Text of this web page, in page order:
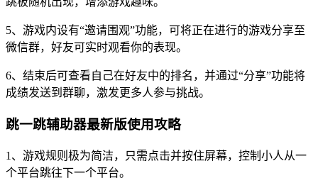
5、游戏内设有“邀请围观”功能，可将正在进行的游戏分享至
微信群，好友可实时观看你的表现。
6、结束后可查看自己在好友中的排名，并通过“分享”功能将
成绩发送到群聊，激发更多人参与挑战。
跳一跳辅助器最新版使用攻略
1、游戏规则极为简洁，只需点击并按住屏幕，控制小人从一
个平台跳往下一个平台。